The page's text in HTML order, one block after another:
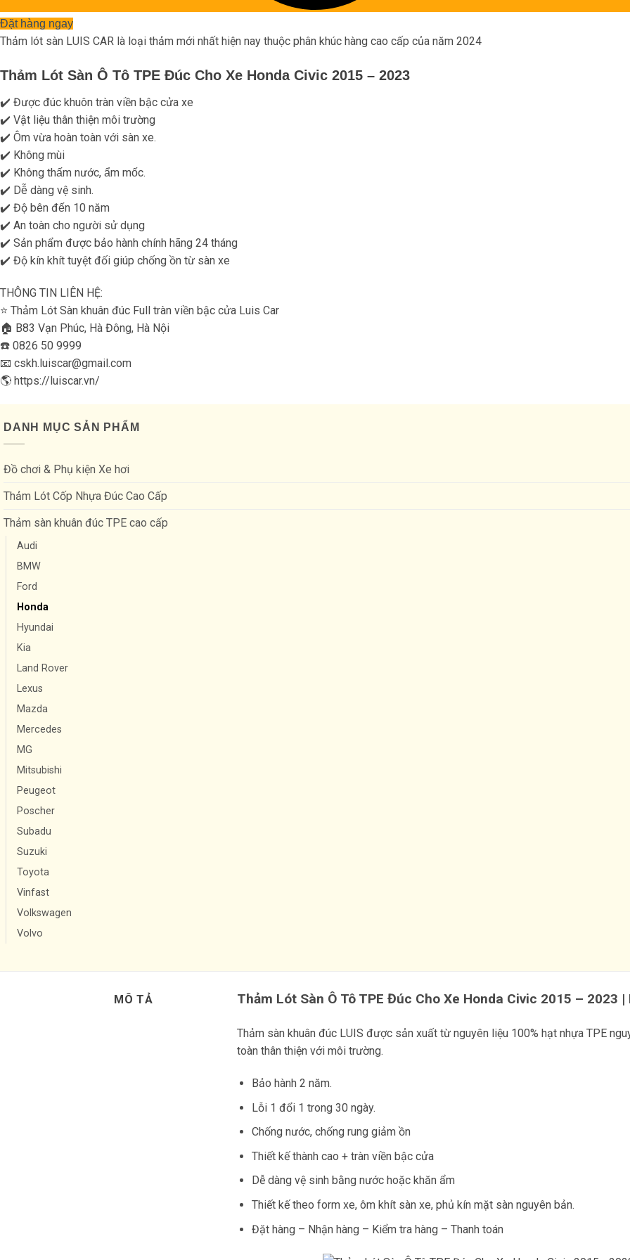
Đặt hàng ngay
Thảm lót sàn LUIS CAR là loại thảm mới nhất hiện nay thuộc phân khúc hàng cao cấp của năm 2024
Thảm Lót Sàn Ô Tô TPE Đúc Cho Xe Honda Civic 2015 – 2023
✔️ Được đúc khuôn tràn viền bậc cửa xe
✔️ Vật liệu thân thiện môi trường
✔️ Ôm vừa hoàn toàn với sàn xe.
✔️ Không mùi
✔️ Không thấm nước, ẩm mốc.
✔️ Dễ dàng vệ sinh.
✔️ Độ bên đến 10 năm
✔️ An toàn cho người sử dụng
✔️ Sản phẩm được bảo hành chính hãng 24 tháng
✔️ Độ kín khít tuyệt đối giúp chống ồn từ sàn xe
THÔNG TIN LIÊN HỆ:
⭐️ Thảm Lót Sàn khuân đúc Full tràn viền bậc cửa Luis Car
🏠 B83 Vạn Phúc, Hà Đông, Hà Nội
☎️ 0826 50 9999
📧 cskh.luiscar@gmail.com
🌎 https://luiscar.vn/
DANH MỤC SẢN PHẨM
Đồ chơi & Phụ kiện Xe hơi
Thảm Lót Cốp Nhựa Đúc Cao Cấp
Thảm sàn khuân đúc TPE cao cấp
Audi
BMW
Ford
Honda
Hyundai
Kia
Land Rover
Lexus
Mazda
Mercedes
MG
Mitsubishi
Peugeot
Poscher
Subadu
Suzuki
Toyota
Vinfast
Volkswagen
Volvo
MÔ TẢ Thảm Lót Sàn Ô Tô TPE Đúc Cho Xe Honda Civic 2015 – 2023 |
Thảm sàn khuân đúc LUIS được sản xuất từ nguyên liệu 100% hạt nhựa TPE
toàn thân thiện với môi trường.
Bảo hành 2 năm.
Lỗi 1 đổi 1 trong 30 ngày.
Chống nước, chống rung giảm ồn
Thiết kế thành cao + tràn viền bậc cửa
Dễ dàng vệ sinh bằng nước hoặc khăn ẩm
Thiết kế theo form xe, ôm khít sàn xe, phủ kín mặt sàn nguyên bản.
Đặt hàng – Nhận hàng – Kiểm tra hàng – Thanh toán